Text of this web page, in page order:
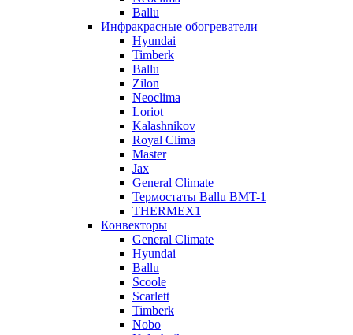
Ballu
Инфракрасные обогреватели
Hyundai
Timberk
Ballu
Zilon
Neoclima
Loriot
Kalashnikov
Royal Clima
Master
Jax
General Climate
Термостаты Ballu BMT-1
THERMEX1
Конвекторы
General Climate
Hyundai
Ballu
Scoole
Scarlett
Timberk
Nobo